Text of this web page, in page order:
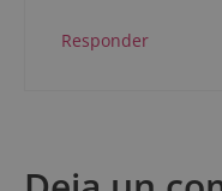
Responder